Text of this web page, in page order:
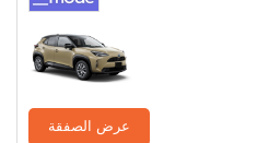
عرض الصفقة